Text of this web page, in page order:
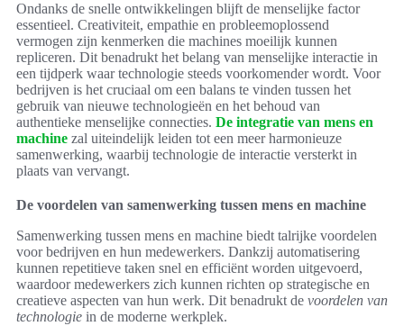
Ondanks de snelle ontwikkelingen blijft de menselijke factor
essentieel. Creativiteit, empathie en probleemoplossend
vermogen zijn kenmerken die machines moeilijk kunnen
repliceren. Dit benadrukt het belang van menselijke interactie in
een tijdperk waar technologie steeds voorkomender wordt. Voor
bedrijven is het cruciaal om een balans te vinden tussen het
gebruik van nieuwe technologieën en het behoud van
authentieke menselijke connecties. De integratie van mens en
machine zal uiteindelijk leiden tot een meer harmonieuze
samenwerking, waarbij technologie de interactie versterkt in
plaats van vervangt.
De voordelen van samenwerking tussen mens en machine
Samenwerking tussen mens en machine biedt talrijke voordelen
voor bedrijven en hun medewerkers. Dankzij automatisering
kunnen repetitieve taken snel en efficiënt worden uitgevoerd,
waardoor medewerkers zich kunnen richten op strategische en
creatieve aspecten van hun werk. Dit benadrukt de voordelen van
technologie in de moderne werkplek.